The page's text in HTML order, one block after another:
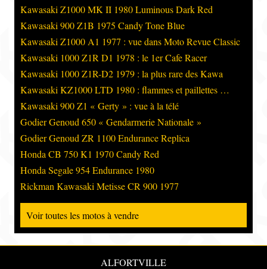
Kawasaki Z1000 MK II 1980 Luminous Dark Red
Kawasaki 900 Z1B 1975 Candy Tone Blue
Kawasaki Z1000 A1 1977 : vue dans Moto Revue Classic
Kawasaki 1000 Z1R D1 1978 : le 1er Cafe Racer
Kawasaki 1000 Z1R-D2 1979 : la plus rare des Kawa
Kawasaki KZ1000 LTD 1980 : flammes et paillettes …
Kawasaki 900 Z1 « Gerty » : vue à la télé
Godier Genoud 650 « Gendarmerie Nationale »
Godier Genoud ZR 1100 Endurance Replica
Honda CB 750 K1 1970 Candy Red
Honda Segale 954 Endurance 1980
Rickman Kawasaki Metisse CR 900 1977
Voir toutes les motos à vendre
ALFORTVILLE